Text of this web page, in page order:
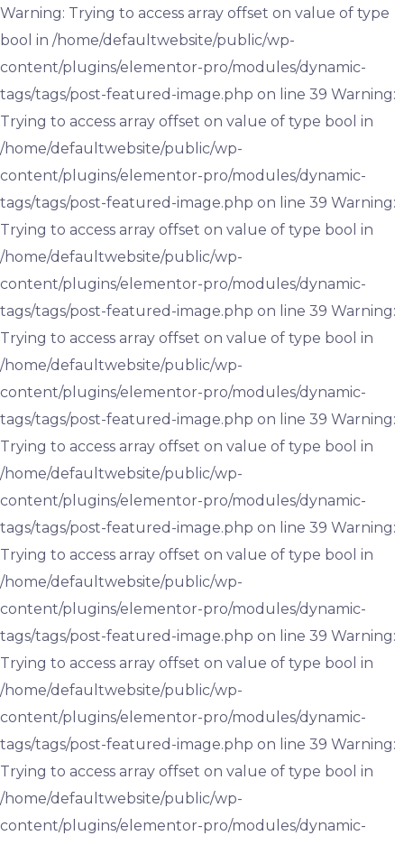
Warning: Trying to access array offset on value of type
bool in /home/defaultwebsite/public/wp-
content/plugins/elementor-pro/modules/dynamic-
tags/tags/post-featured-image.php on line 39 Warning:
Trying to access array offset on value of type bool in
/home/defaultwebsite/public/wp-
content/plugins/elementor-pro/modules/dynamic-
tags/tags/post-featured-image.php on line 39 Warning:
Trying to access array offset on value of type bool in
/home/defaultwebsite/public/wp-
content/plugins/elementor-pro/modules/dynamic-
tags/tags/post-featured-image.php on line 39 Warning:
Trying to access array offset on value of type bool in
/home/defaultwebsite/public/wp-
content/plugins/elementor-pro/modules/dynamic-
tags/tags/post-featured-image.php on line 39 Warning:
Trying to access array offset on value of type bool in
/home/defaultwebsite/public/wp-
content/plugins/elementor-pro/modules/dynamic-
tags/tags/post-featured-image.php on line 39 Warning:
Trying to access array offset on value of type bool in
/home/defaultwebsite/public/wp-
content/plugins/elementor-pro/modules/dynamic-
tags/tags/post-featured-image.php on line 39 Warning:
Trying to access array offset on value of type bool in
/home/defaultwebsite/public/wp-
content/plugins/elementor-pro/modules/dynamic-
tags/tags/post-featured-image.php on line 39 Warning:
Trying to access array offset on value of type bool in
/home/defaultwebsite/public/wp-
content/plugins/elementor-pro/modules/dynamic-